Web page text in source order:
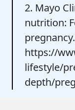
2. Mayo
nutrition:
pregnancy.
https://
lifestyle/
depth/